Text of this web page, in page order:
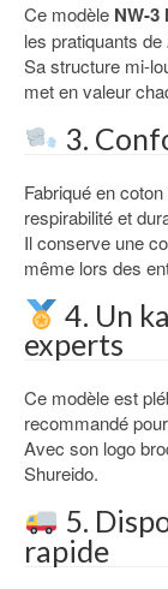
Ce modèle NW-3
les pratiquants de
Sa structure mi-
met en valeur
3.
Fabriqué en
respirabilité et
Il conserve une
même lors des
4. Un
experts
Ce modèle est
recommandé
Avec son logo
Shureido.
5.
rapide